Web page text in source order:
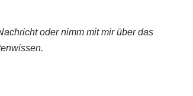
oder nimm mit mir über das